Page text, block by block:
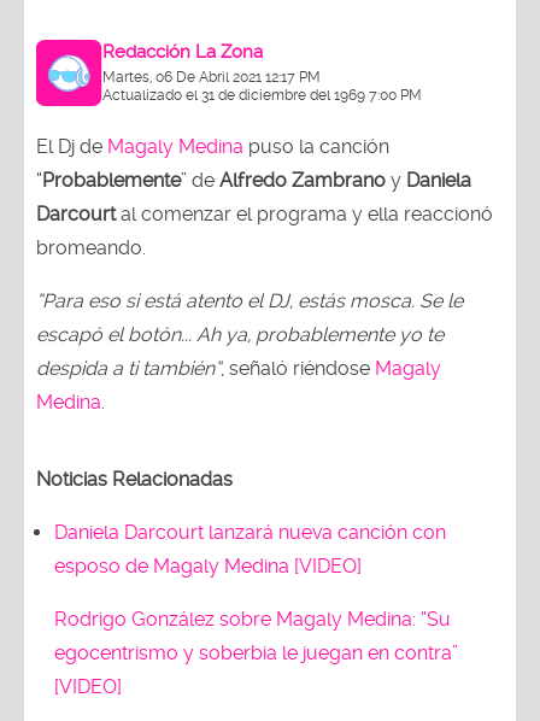
Redacción La Zona
Martes, 06 De Abril 2021 12:17 PM
Actualizado el 31 de diciembre del 1969 7:00 PM
El Dj de Magaly Medina puso la canción
“Probablemente” de Alfredo Zambrano y Daniela
Darcourtal comenzar el programa y ella reaccionó
bromeando.
“Para eso si está atento el DJ, estás mosca. Se le
escapó el botón... Ah ya, probablemente yo te
despida a ti también”, señaló riéndose Magaly
Medina
Noticias Relacionadas
Daniela Darcourt lanzará nueva canción con
esposo de Magaly Medina [VIDEO]
Rodrigo González sobre Magaly Medina: “Su
egocentrismo y soberbia le juegan en contra”
[VIDEO]